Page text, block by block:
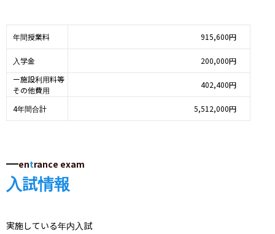
年間授業料 915,600円
入学金
200,000円
ー施設利用料等
その他費用
402,400円
4年間合計 5,512,000円
entrance exam
入試情報
実施している年内入試